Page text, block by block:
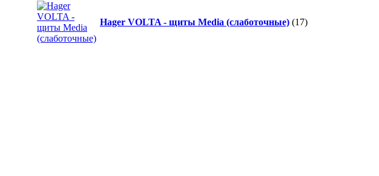
Hager VOLTA - щиты Media (слаботочные) (17)